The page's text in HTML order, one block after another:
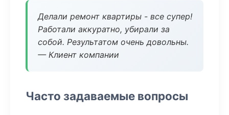
Делали ремонт квартиры - все супер!
Работали аккуратно, убирали за
собой. Результатом очень довольны.
— Клиент компании
Часто задаваемые вопросы